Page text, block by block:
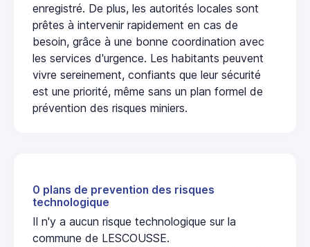
enregistré. De plus, les autorités locales sont
prêtes à intervenir rapidement en cas de
besoin, grâce à une bonne coordination avec
les services d'urgence. Les habitants peuvent
vivre sereinement, confiants que leur sécurité
est une priorité, même sans un plan formel de
prévention des risques miniers.
0 plans de prevention des risques
technologique
Il n'y a aucun risque technologique sur la
commune de LESCOUSSE.